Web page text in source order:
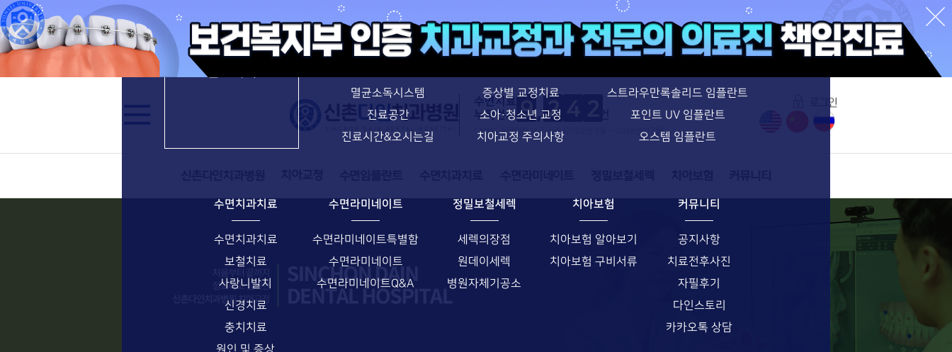
치아교정 특별함
수면치료
누적건수 9 2
* NIMS 취급일자 보고 기준 (2022년 3월 ~ 2026년 07월)
신촌다인치과병원
진료과목
신촌다인치과병원
의료진소개
멸균소독시스템
진료공간
진료시간&오시는길
치과교정과 전문의
치아교정 특별함
증상별 교정치료
소아·청소년 교정
치아교정 주의사항
수면임플란트 특별함
수면임플란트
스트라우만록솔리드 임플란트
포인트 UV 임플란트
오스템 임플란트
수면치과치료
수면치과치료
보철치료
사랑니발치
신경치료
충치치료
원인 및 증상
수면라미네이트
수면라미네이트특별함
수면라미네이트
수면라미네이트Q&A
정밀보철세렉
세렉의장점
원데이세렉
병원자체기공소
치아보험
치아보험 알아보기
치아보험 구비서류
커뮤니티
공지사항
치료전후사진
자필후기
다인스토리
카카오톡 상담